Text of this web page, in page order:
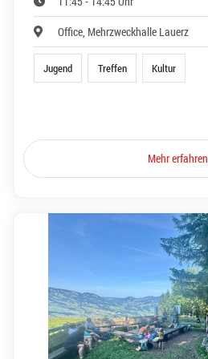
Office, Mehrzweckhalle Lauerz
Jugend Treffen Kultur
Mehr erfahren